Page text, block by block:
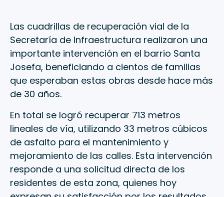
Las cuadrillas de recuperación vial de la
Secretaría de Infraestructura realizaron una
importante intervención en el barrio Santa
Josefa, beneficiando a cientos de familias
que esperaban estas obras desde hace más
de 30 años.
En total se logró recuperar 713 metros
lineales de vía, utilizando 33 metros cúbicos
de asfalto para el mantenimiento y
mejoramiento de las calles. Esta intervención
responde a una solicitud directa de los
residentes de esta zona, quienes hoy